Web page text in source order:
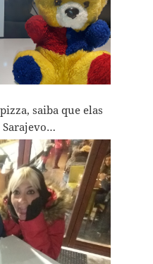
saiba que elas
Sarajevo…